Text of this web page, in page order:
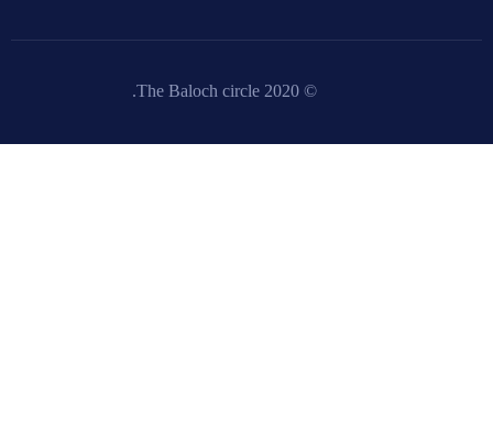
© 2020 The Baloch circle.